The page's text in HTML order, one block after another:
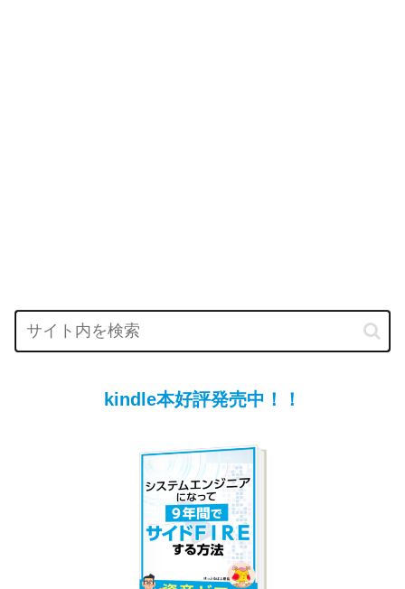
kindle本好評発売中！！